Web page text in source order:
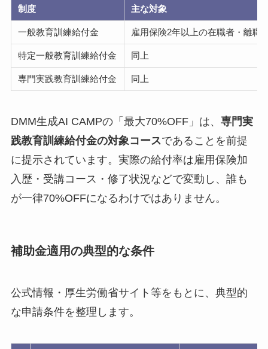
制度 主な対象
一般教育訓練給付金 雇用保険2年以上の在職者・離職
特定一般教育訓練給付金 同上
専門実践教育訓練給付金 同上
DMM生成AI CAMPの「最大70%OFF」は、 専門実
践教育訓練給付金の対象コースであることを前提
に提示されています。実際の給付率は雇用保険加
入歴・受講コース・修了状況などで変動し、誰も
が一律70%OFFになるわけではありません。
補助金適用の典型的な条件
公式情報・厚生労働省サイト等をもとに、典型的
な申請条件を整理します。